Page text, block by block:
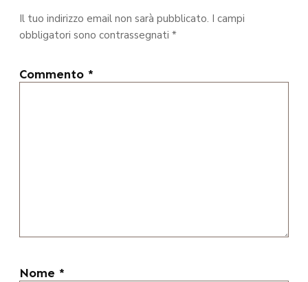
Il tuo indirizzo email non sarà pubblicato. I campi
obbligatori sono contrassegnati *
Commento *
Nome *